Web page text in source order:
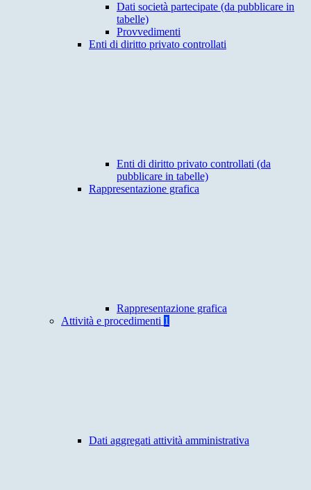
Dati società partecipate (da pubblicare in
tabelle)
Provvedimenti
Enti di diritto privato controllati
Enti di diritto privato controllati (da
pubblicare in tabelle)
Rappresentazione grafica
Rappresentazione grafica
Attività e procedimenti 1
Dati aggregati attività amministrativa